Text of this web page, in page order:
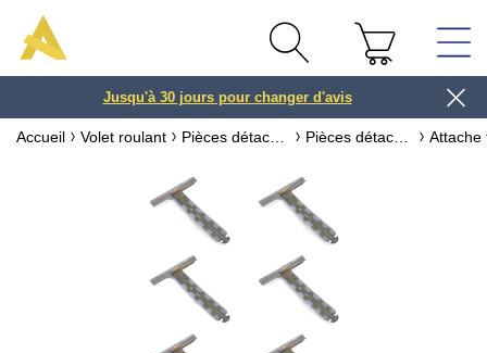
3 ou 4x
Jusqu'à 30 jours pour changer d'avis
Accueil Volet roulant